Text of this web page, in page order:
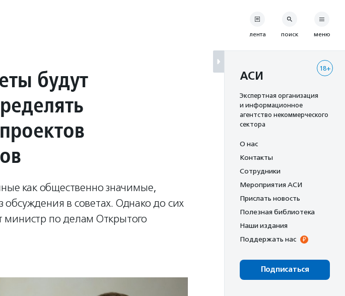
будут
как общественно значимые,
обсуждения в советах. Однако до сих
министр по делам Открытого
лента поиск меню
18+
АСИ
Экспертная организация
и информационное
агентство некоммерческого
сектора
О нас
Контакты
Сотрудники
Мероприятия АСИ
Прислать новость
Полезная библиотека
Наши издания
Поддержать нас
Подписаться